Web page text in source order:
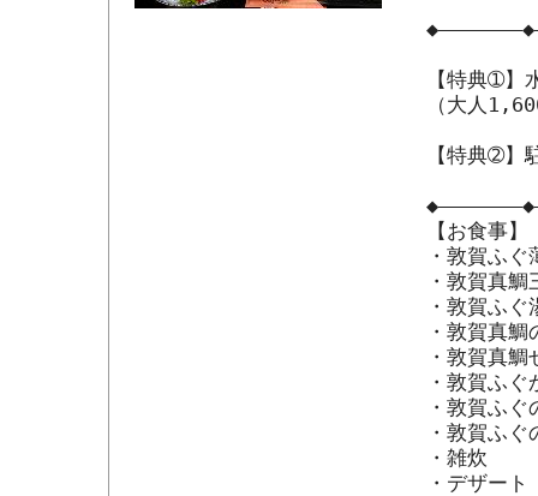
【特典➀】
（大人
【特典➁】
【お食事
・敦賀ふ
・敦賀真
・敦賀ふ
・敦賀真
・敦賀真
・敦賀ふぐ
・敦賀ふ
・敦賀ふぐ
・雑炊
・デザート